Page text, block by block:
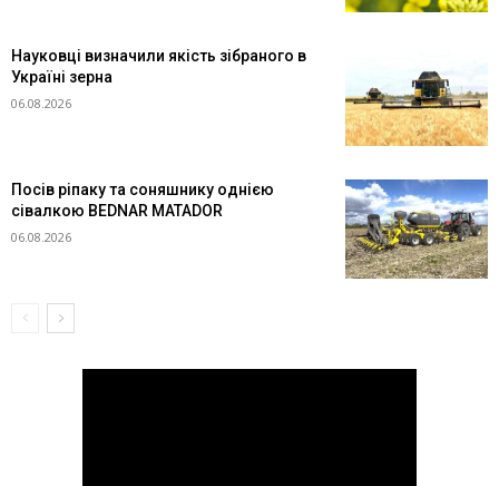
Науковці визначили якість зібраного в
Україні зерна
06.08.2026
Посів ріпаку та соняшнику однією
сівалкою BEDNAR MATADOR
06.08.2026